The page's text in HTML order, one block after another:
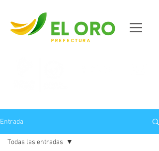
Entrada
Todas las entradas